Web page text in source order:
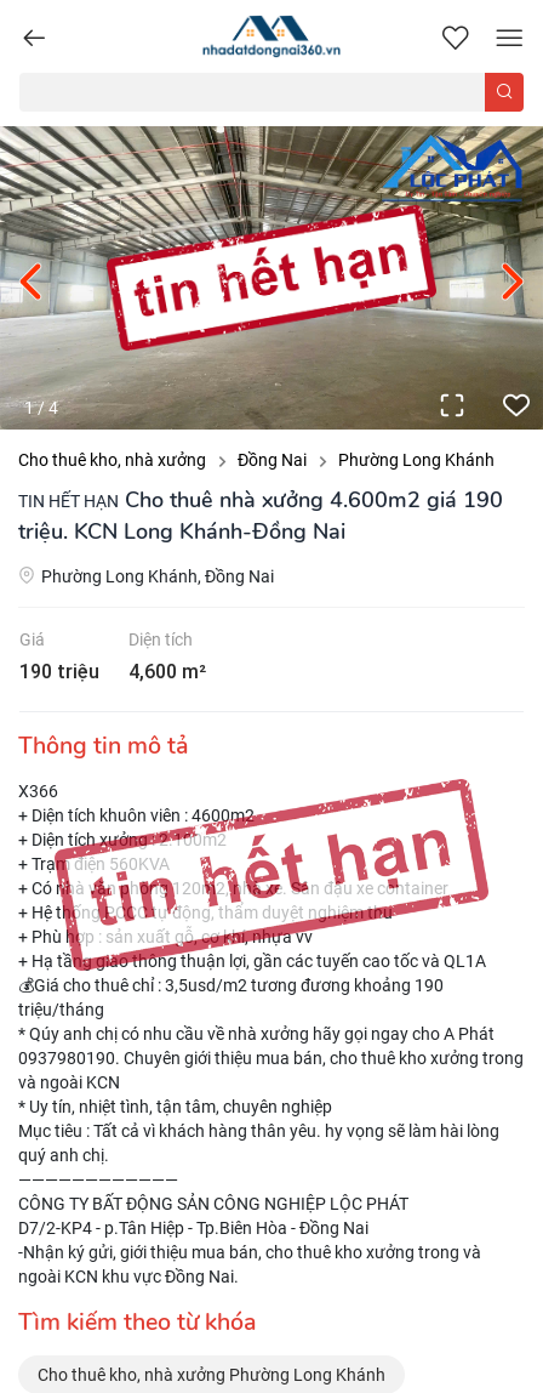
nhadatdongnai360.vn
1/4
Cho thuê kho, nhà xưởng Đồng Nai Phường Long Khánh
TIN HẾT HẠN Cho thuê nhà xưởng 4.600m2 giá 190
triệu. KCN Long Khánh-Đồng Nai
Phường Long Khánh, Đồng Nai
Giá
190 triệu
Diện tích
4,600 m²
Thông tin mô tả
X366
+ Diện tích khuôn viên : 4600m2
+ Diện tích xưởng : 2.100m2
+ Trạm điện 560KVA
+ Có nhà văn phòng 120m2, nhà xe. Sân đậu xe container
+ Hệ thống PCCC tự động, thẩm duyệt nghiệm thu
+ Phù hợp : sản xuất gỗ, cơ khí, nhựa vv
+ Hạ tầng giao thông thuận lợi, gần các tuyến cao tốc và QL1A
💰Giá cho thuê chỉ : 3,5usd/m2 tương đương khoảng 190
triệu/tháng
* Qúy anh chị có nhu cầu về nhà xưởng hãy gọi ngay cho A Phát
0937980190. Chuyên giới thiệu mua bán, cho thuê kho xưởng trong
và ngoài KCN
* Uy tín, nhiệt tình, tận tâm, chuyên nghiệp
Mục tiêu : Tất cả vì khách hàng thân yêu. hy vọng sẽ làm hài lòng
quý anh chị.
————————————
CÔNG TY BẤT ĐỘNG SẢN CÔNG NGHIỆP LỘC PHÁT
D7/2-KP4 - p.Tân Hiệp - Tp.Biên Hòa - Đồng Nai
-Nhận ký gửi, giới thiệu mua bán, cho thuê kho xưởng trong và
ngoài KCN khu vực Đồng Nai.
Tìm kiếm theo từ khóa
Cho thuê kho, nhà xưởng Phường Long Khánh